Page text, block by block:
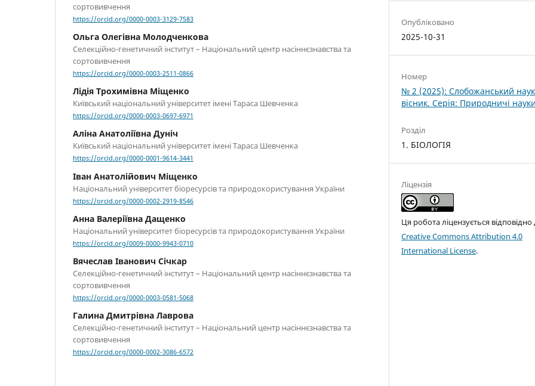
сортовивчення
https://orcid.org/0000-0003-3129-7583
Ольга Олегівна Молодченкова
Селекційно-генетичний інститут – Національний центр насіннєзнавства та
сортовивчення
https://orcid.org/0000-0003-2511-0866
Лідія Трохимівна Міщенко
Київський національний університет імені Тараса Шевченка
https://orcid.org/0000-0003-0697-6971
Аліна Анатоліївна Дуніч
Київський національний університет імені Тараса Шевченка
https://orcid.org/0000-0001-9614-3441
Іван Анатолійович Міщенко
Національний університет біоресурсів та природокористування України
https://orcid.org/0000-0002-2919-8546
Анна Валеріївна Дащенко
Національний університет біоресурсів та природокористування України
https://orcid.org/0009-0000-9943-0710
Вячеслав Іванович Січкар
Селекційно-генетичний інститут – Національний центр насіннєзнавства та
сортовивчення
https://orcid.org/0000-0003-0581-5068
Галина Дмитрівна Лаврова
Селекційно-генетичний інститут – Національний центр насіннєзнавства та
сортовивчення
https://orcid.org/0000-0002-3086-6572
Опубліковано
2025-10-31
Номер
№ 2 (2025): Слобожанський
вісник. Серія: Природничі
Розділ
1. БІОЛОГІЯ
Ліцензія
Ця робота ліцензується відповідно
Creative Commons Attribution 4.0
International License.